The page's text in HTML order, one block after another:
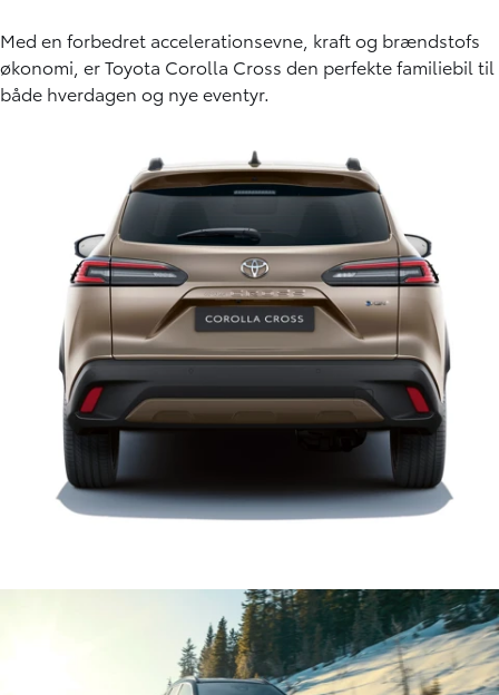
Med en forbedret accelerationsevne, kraft og brændstofs
økonomi, er Toyota Corolla Cross den perfekte familiebil til
både hverdagen og nye eventyr.